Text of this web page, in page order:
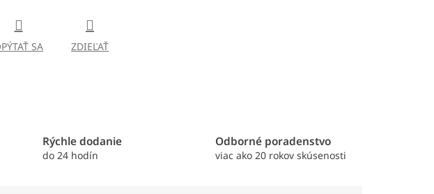
SA ZDIEĽAŤ
Rýchle dodanie
do 24 hodín
Odborné poradenstvo
viac ako 20 rokov skúsenosti